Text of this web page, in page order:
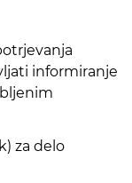
informiranje
za delo